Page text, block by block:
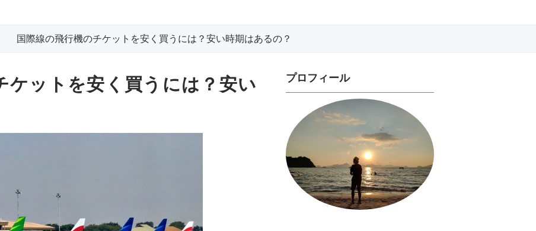
際線の飛行機のチケットを安く買うには？安い時期はあるの？
ケットを安く買うには？安い
プロフィール